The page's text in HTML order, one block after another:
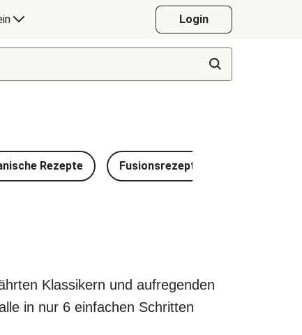
Login
Rezepte Fusionsrezepte
Klassikern und aufregenden
in nur 6 einfachen Schritten